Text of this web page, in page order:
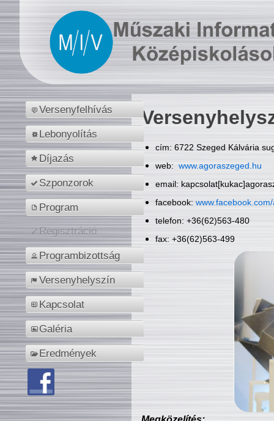
Versenyfelhívás
Lebonyolítás
Díjazás
Szponzorok
Program
Regisztráció
Programbizottság
Versenyhelyszín
Kapcsolat
Galéria
Eredmények
cím: 6722 Szeged Kálvária
web: www.agoraszeged.hu
email:
facebook:
telefon: +36(62)563-480
fax: +36(62)563-499